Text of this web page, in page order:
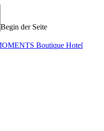
Begin der Seite